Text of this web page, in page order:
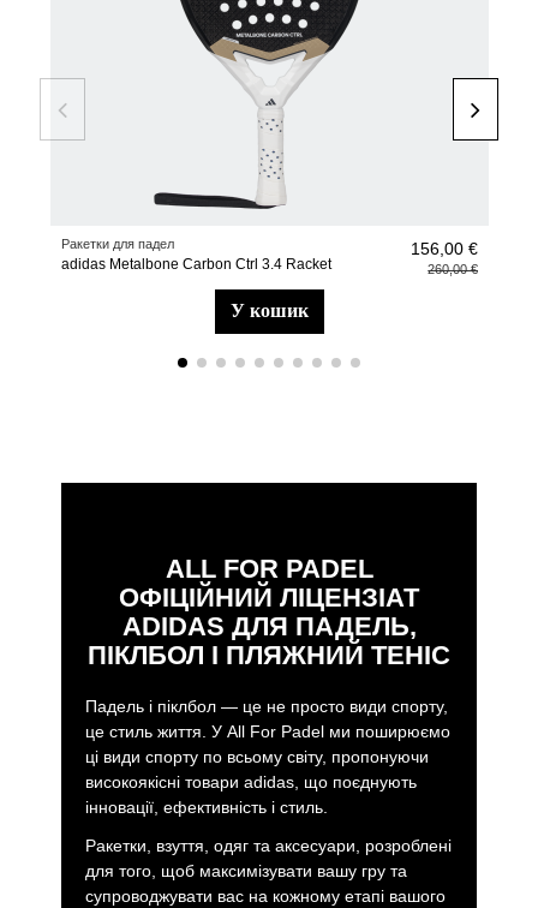
Ракетки для падел
adidas Metalbone Carbon Ctrl 3.4 Racket
156,00 €
260,00 €
у кошик
ALL FOR PADEL
ОФІЦІЙНИЙ ЛІЦЕНЗІАТ
ADIDAS ДЛЯ ПАДЕЛЬ,
ПІКЛБОЛ І ПЛЯЖНИЙ ТЕНІС
Падель і піклбол — це не просто види спорту,
це стиль життя. У All For Padel ми поширюємо
ці види спорту по всьому світу, пропонуючи
високоякісні товари adidas, що поєднують
інновації, ефективність і стиль.
Ракетки, взуття, одяг та аксесуари, розроблені
для того, щоб максимізувати вашу гру та
супроводжувати вас на кожному етапі вашого